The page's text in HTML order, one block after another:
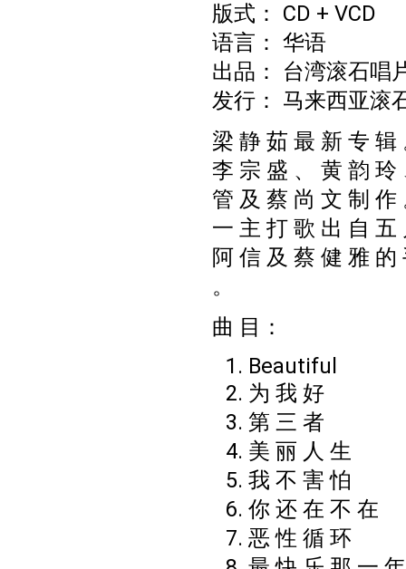
版式： CD + VCD
语言： 华语
出品： 台湾滚石唱
发行： 马来西亚滚
梁 静 茹 最 新 专 辑
李 宗 盛 、 黄 韵 玲
管 及 蔡 尚 文 制 作
一 主 打 歌 出 自 五
阿 信 及 蔡 健 雅 的
。
曲 目：
Beautiful
为 我 好
第 三 者
美 丽 人 生
我 不 害 怕
你 还 在 不 在
恶 性 循 环